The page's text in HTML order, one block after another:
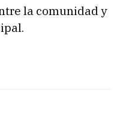
la comunidad y